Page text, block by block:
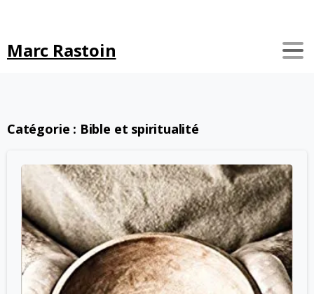
Marc Rastoin
Catégorie : Bible et spiritualité